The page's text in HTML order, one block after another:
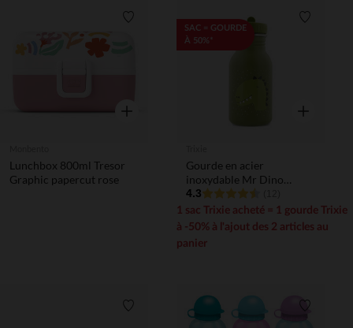
Liste de souhaits
Aperçu rapide
Lunchbox 800ml Tresor
Graphic papercut rose
SAC = GOURDE
À 50%*
Aperçu
Gourde en acier
inoxydable Mr Dino
350ml
4.3
1 sac Trixie acheté = 1 gourde Trixie
à -50% à l'ajout des 2 articles au
panier
Liste de souhaits